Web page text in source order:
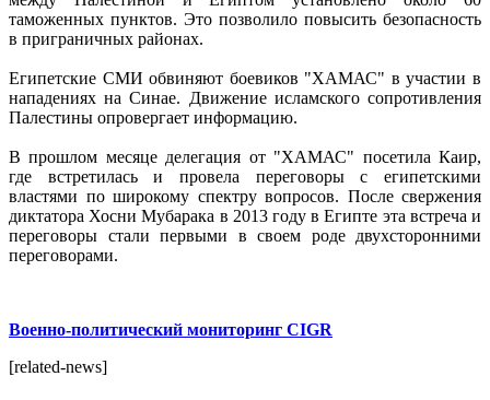
таможенных пунктов. Это позволило повысить безопасность
в приграничных районах.
Египетские СМИ обвиняют боевиков "ХАМАС" в участии в
нападениях на Синае. Движение исламского сопротивления
Палестины опровергает информацию.
В прошлом месяце делегация от "ХАМАС" посетила Каир,
где встретилась и провела переговоры с египетскими
властями по широкому спектру вопросов. После свержения
диктатора Хосни Мубарака в 2013 году в Египте эта встреча и
переговоры стали первыми в своем роде двухсторонними
переговорами.
Военно-политический мониторинг CIGR
[related-news]